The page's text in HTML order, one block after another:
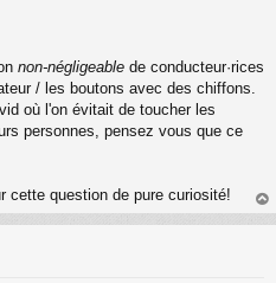
non-négligeable de conducteur·rices
/ les boutons avec des chiffons.
où l'on évitait de toucher les
personnes, pensez vous que ce
cette question de pure curiosité!
au